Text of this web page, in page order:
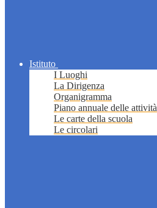
Istituto
I Luoghi
La Dirigenza
Organigramma
Piano annuale delle attività
Le carte della scuola
Le circolari